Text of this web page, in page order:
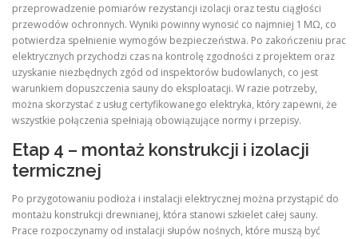
przeprowadzenie pomiarów rezystancji izolacji oraz testu ciągłości
przewodów ochronnych. Wyniki powinny wynosić co najmniej 1 MΩ, co
potwierdza spełnienie wymogów bezpieczeństwa. Po zakończeniu prac
elektrycznych przychodzi czas na kontrolę zgodności z projektem oraz
uzyskanie niezbędnych zgód od inspektorów budowlanych, co jest
warunkiem dopuszczenia sauny do eksploatacji. W razie potrzeby,
można skorzystać z usług certyfikowanego elektryka, który zapewni, że
wszystkie połączenia spełniają obowiązujące normy i przepisy.
Etap 4 – montaż konstrukcji i izolacji
termicznej
Po przygotowaniu podłoża i instalacji elektrycznej można przystąpić do
montażu konstrukcji drewnianej, która stanowi szkielet całej sauny.
Prace rozpoczynamy od instalacji słupów nośnych, które muszą być